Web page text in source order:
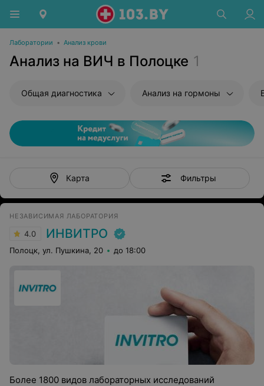
Лаборатории • Анализ крови
Анализ на ВИЧ в Полоцке 1
Общая диагностика Анализ на гормоны
Карта Фильтры
НЕЗАВИСИМАЯ ЛАБОРАТОРИЯ
4.0 ИНВИТРО
Полоцк, ул. Пушкина, 20 до 18:00
Более 1800 видов лабораторных исследований